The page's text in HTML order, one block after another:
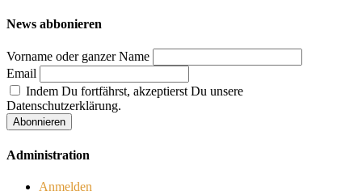
News abbonieren
Vorname oder ganzer Name
Email
Indem Du fortfährst, akzeptierst Du unsere
Datenschutzerklärung.
Administration
Anmelden